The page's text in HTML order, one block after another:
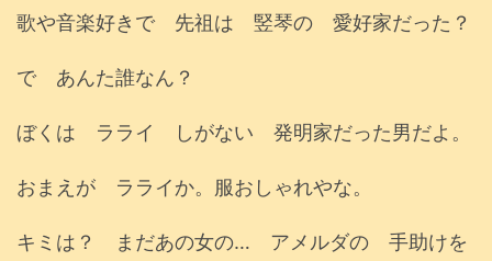
歌や音楽好きで 先祖は 竪琴の 愛好家だった？
で あんた誰なん？
ぼくは ラライ しがない 発明家だった男だよ。
おまえが ラライか。服おしゃれやな。
キミは？ まだあの女の… アメルダの 手助けを